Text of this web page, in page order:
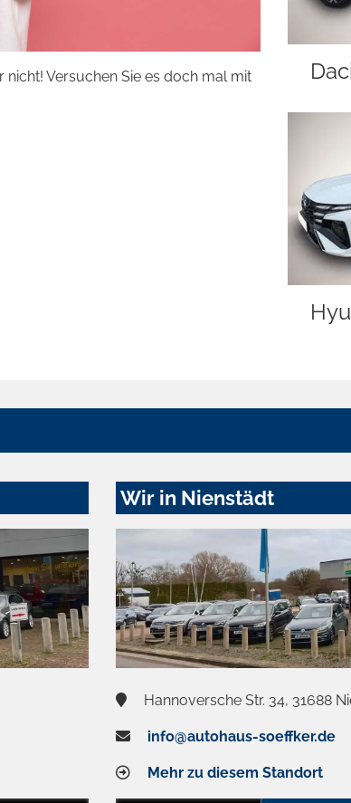
Versuchen Sie es doch mal mit
Wir in Nienstädt
Hannoversche Str. 34, 31688
info@autohaus-soeffker.de
Mehr zu diesem Standort